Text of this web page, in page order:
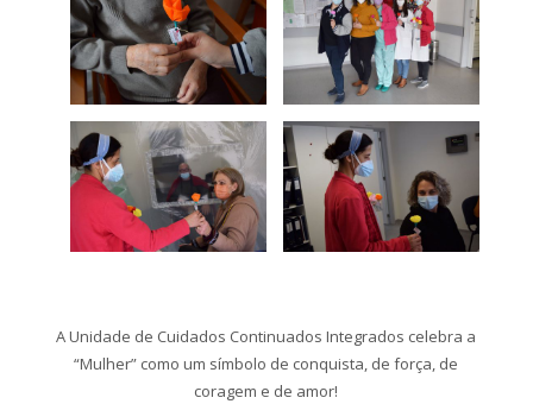
A Unidade de Cuidados Continuados Integrados celebra a
“Mulher” como um símbolo de conquista, de força, de
coragem e de amor!